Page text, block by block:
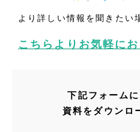
より詳しい情報を聞きたい
こちらよりお気軽に
下記フォームに
資料をダウンロ